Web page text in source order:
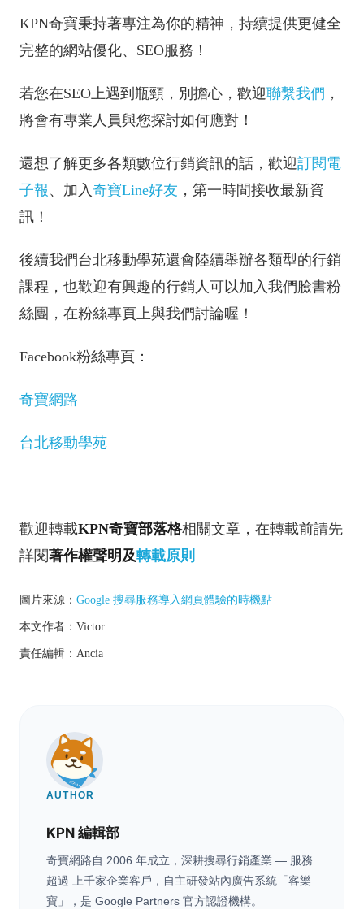
KPN奇寶秉持著專注為你的精神，持續提供更健全
完整的網站優化、SEO服務！
若您在SEO上遇到瓶頸，別擔心，歡迎聯繫我們 ，
將會有專業人員與您探討如何應對！
還想了解更多各類數位行銷資訊的話，歡迎訂閱電
子報 、加入奇寶Line好友 ，第一時間接收最新資
訊！
後續我們台北移動學苑還會陸續舉辦各類型的行銷
課程，也歡迎有興趣的行銷人可以加入我們臉書粉
絲團，在粉絲專頁上與我們討論喔！
Facebook粉絲專頁：
奇寶網路
台北移動學苑
歡迎轉載KPN奇寶部落格相關文章，在轉載前請先
詳閱著作權聲明及轉載原則
圖片來源： Google 搜尋服務導入網頁體驗的時機點
本文作者：Victor
責任編輯：Ancia
AUTHOR
KPN 編輯部
奇寶網路自 2006 年成立，深耕搜尋行銷產業 — 服務
超過 上千家企業客戶，自主研發站內廣告系統「客樂
寶」，是 Google Partners 官方認證機構。